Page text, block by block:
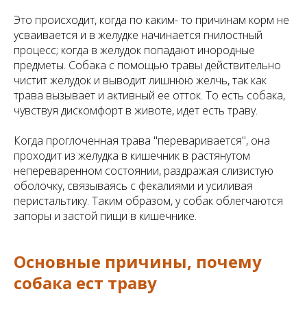
Это происходит, когда по каким- то причинам корм не
усваивается и в желудке начинается гнилостный
процесс; когда в желудок попадают инородные
предметы. Собака с помощью травы действительно
чистит желудок и выводит лишнюю желчь, так как
трава вызывает и активный ее отток. То есть собака,
чувствуя дискомфорт в животе, идет есть траву.
Когда проглоченная трава "переваривается", она
проходит из желудка в кишечник в растянутом
непереваренном состоянии, раздражая слизистую
оболочку, связываясь с фекалиями и усиливая
перистальтику. Таким образом, у собак облегчаются
запоры и застой пищи в кишечнике.
Основные причины, почему
собака ест траву